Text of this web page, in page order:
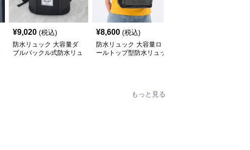
¥9,020 (税込)
防水リュック 大容量ダ
ブルバックル式防水リュ
¥8,600 (税込)
防水リュック 大容量ロ
ールトップ型防水リュッ
もっと見る